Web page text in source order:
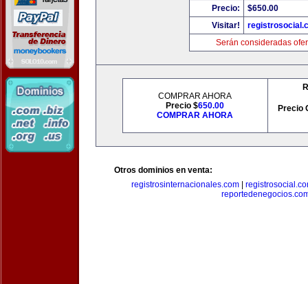
Precio:
$650.00
Visitar!
Serán consideradas
COMPRAR AHORA
Precio $650.00
COMPRAR AHORA
Precio
Otros dominios en venta:
registrosinternacionales.com